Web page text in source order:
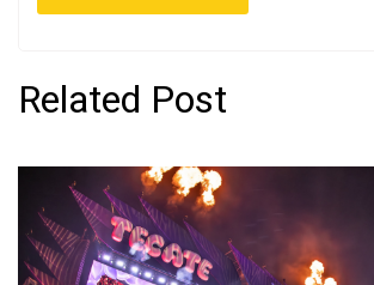
Related Post